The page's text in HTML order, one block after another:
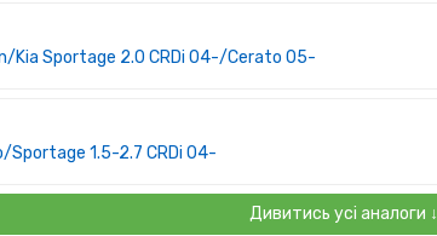
Kia Sportage 2.0 CRDi 04-/Cerato 05-
Sportage 1.5-2.7 CRDi 04-
Дивитись усі аналоги ↓